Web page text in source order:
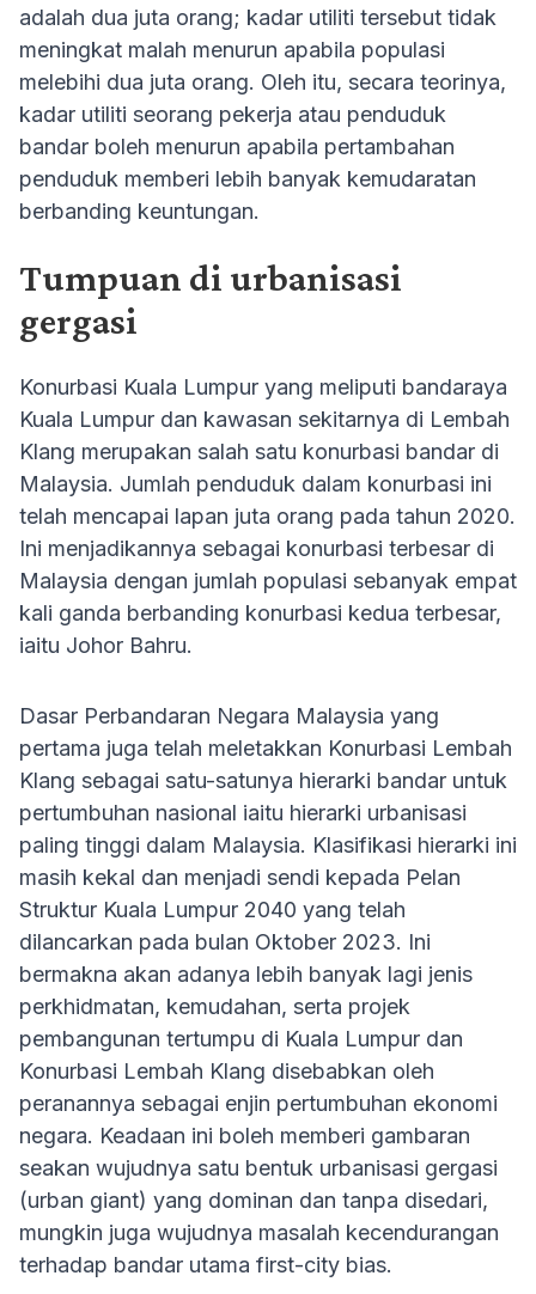
adalah dua juta orang; kadar utiliti tersebut tidak
meningkat malah menurun apabila populasi
melebihi dua juta orang. Oleh itu, secara teorinya,
kadar utiliti seorang pekerja atau penduduk
bandar boleh menurun apabila pertambahan
penduduk memberi lebih banyak kemudaratan
berbanding keuntungan.
Tumpuan di urbanisasi
gergasi
Konurbasi Kuala Lumpur yang meliputi bandaraya
Kuala Lumpur dan kawasan sekitarnya di Lembah
Klang merupakan salah satu konurbasi bandar di
Malaysia. Jumlah penduduk dalam konurbasi ini
telah mencapai lapan juta orang pada tahun 2020.
Ini menjadikannya sebagai konurbasi terbesar di
Malaysia dengan jumlah populasi sebanyak empat
kali ganda berbanding konurbasi kedua terbesar,
iaitu Johor Bahru.
Dasar Perbandaran Negara Malaysia yang
pertama juga telah meletakkan Konurbasi Lembah
Klang sebagai satu-satunya hierarki bandar untuk
pertumbuhan nasional iaitu hierarki urbanisasi
paling tinggi dalam Malaysia. Klasifikasi hierarki ini
masih kekal dan menjadi sendi kepada Pelan
Struktur Kuala Lumpur 2040 yang telah
dilancarkan pada bulan Oktober 2023. Ini
bermakna akan adanya lebih banyak lagi jenis
perkhidmatan, kemudahan, serta projek
pembangunan tertumpu di Kuala Lumpur dan
Konurbasi Lembah Klang disebabkan oleh
peranannya sebagai enjin pertumbuhan ekonomi
negara. Keadaan ini boleh memberi gambaran
seakan wujudnya satu bentuk urbanisasi gergasi
(urban giant) yang dominan dan tanpa disedari,
mungkin juga wujudnya masalah kecendurangan
terhadap bandar utama first-city bias.